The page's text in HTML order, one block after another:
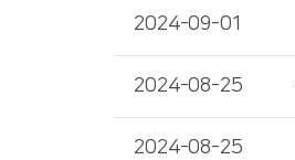
2024-09-01
2024-08-25
2024-08-25